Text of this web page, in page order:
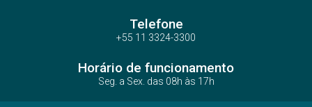
Telefone
+55 11 3324-3300
Horário de funcionamento
Seg. a Sex. das 08h às 17h